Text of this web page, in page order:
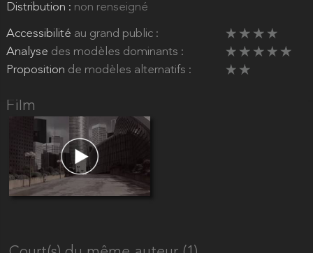
Distribution : non renseigné
Accessibilité au grand public :
Analyse des modèles dominants :
Proposition de modèles alternatifs :
Film